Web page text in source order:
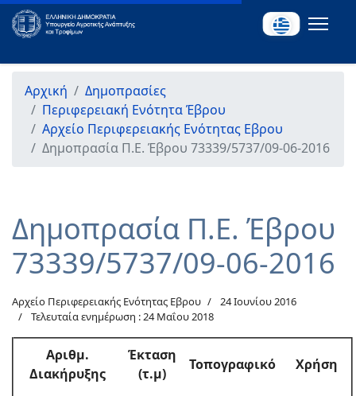
Αρχική
Δημοπρασίες
Περιφερειακή Ενότητα Έβρου
Αρχείο Περιφερειακής Ενότητας Εβρου
Δημοπρασία Π.Ε. Έβρου 73339/5737/09-06-2016
Δημοπρασία Π.Ε. Έβρου
73339/5737/09-06-2016
Αρχείο Περιφερειακής Ενότητας Εβρου
24 Ιουνίου 2016
Τελευταία ενημέρωση : 24 Μαΐου 2018
Αριθμ.
Διακήρυξης
Έκταση
(τ.μ)
Τοπογραφικό Χρήση